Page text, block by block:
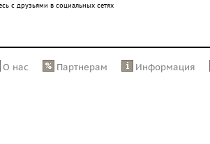
с друзьями в социальных сетях
О нас Партнерам Информация